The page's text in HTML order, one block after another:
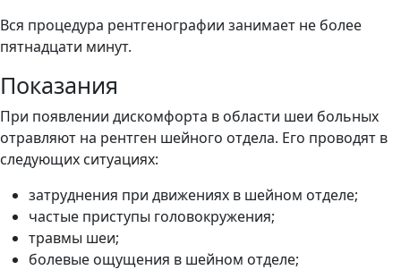
Вся процедура рентгенографии занимает не более
пятнадцати минут.
Показания
При появлении дискомфорта в области шеи больных
отравляют на рентген шейного отдела. Его проводят в
следующих ситуациях:
затруднения при движениях в шейном отделе;
частые приступы головокружения;
травмы шеи;
болевые ощущения в шейном отделе;